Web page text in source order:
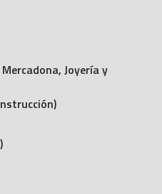
Joyería y